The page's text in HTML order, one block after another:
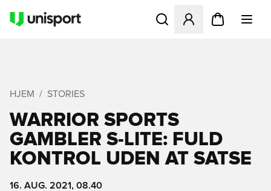
Åbner en Modal til at
HJEM STORIES
WARRIOR SPORTS
GAMBLER S-LITE: FULD
KONTROL UDEN AT SATSE
16. AUG. 2021, 08.40